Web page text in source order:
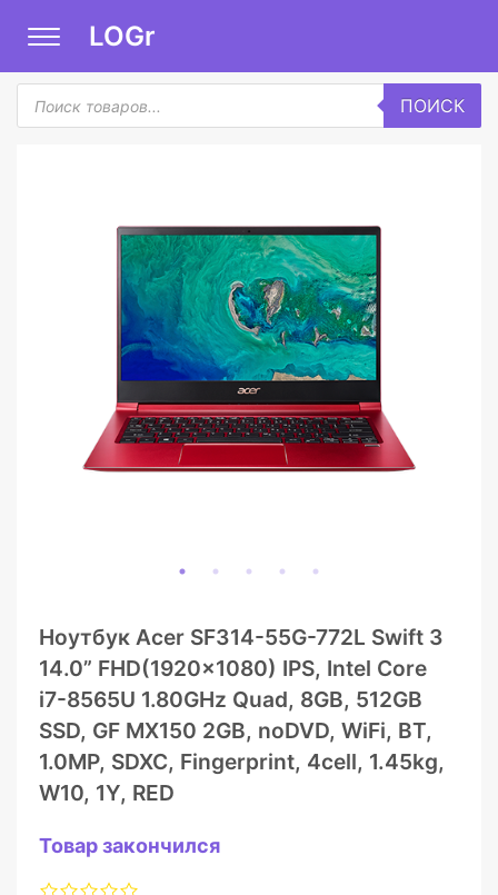
LOGr
Поиск
товаров
ПОИСК
Ноутбук Acer SF314-55G-772L Swift 3
14.0” FHD(1920×1080) IPS, Intel Core
i7-8565U 1.80GHz Quad, 8GB, 512GB
SSD, GF MX150 2GB, noDVD, WiFi, BT,
1.0MP, SDXC, Fingerprint, 4cell, 1.45kg,
W10, 1Y, RED
Товар закончился